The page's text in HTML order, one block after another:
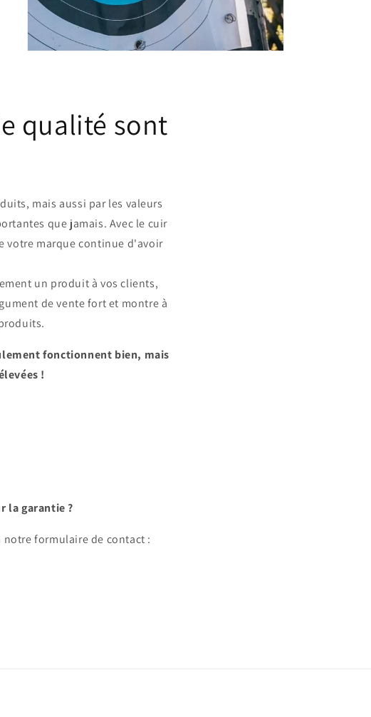
qualité sont
mais aussi par les valeurs
que jamais. Avec le cuir
votre marque continue d'avoir
un produit à vos clients,
de vente fort et montre à
fonctionnent bien, mais
!
la garantie ?
formulaire de contact :